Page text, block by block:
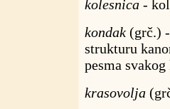
kolesnica -
kondak (grč.)
strukturu
pesma
krasovolja